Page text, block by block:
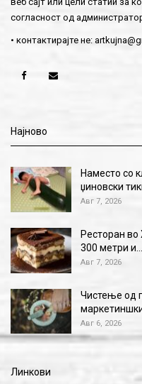
согласност од
• контактирајте не:
Најново
Наместо со
џиновски
Авг 7, 2026
Ресторан во
300 метри и…
Авг 7, 2026
Чистење од
Авг 6, 2026
Линкови